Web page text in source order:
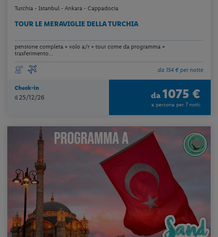
Turchia - Istanbul - Ankara - Cappadocia
TOUR LE MERAVIGLIE DELLA TURCHIA
pensione completa + volo a/r + tour come da programma +
trasferimento...
da 154 € per notte
Check-in
il 25/12/26 da 1075 €
a persona per 7 notti